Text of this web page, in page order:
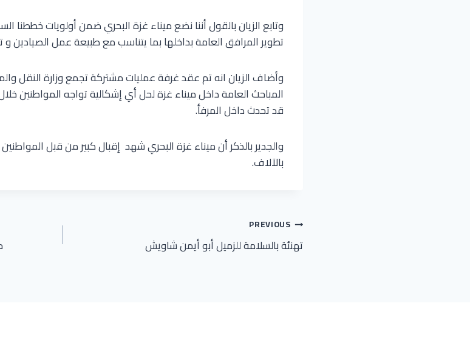
وتابع الزيان بالقول أننا نضع ميناء غزة البحري ضمن أولويات خططنا
تطوير المرافق العامة بداخلها بما يتناسب مع طبيعة عمل الصيادين و
وأضاف الزيان انه تم عقد غرفة عمليات مشتركة تجمع وزارة النقل
المباحث العامة داخل ميناء غزة لحل أي إشكالية تواجه المواطنين
قد تحدث داخل المرفأ.
والجدير بالذكر أن ميناء غزة البحري شهد إقبال كبير من قبل
بالآلاف.
تصفّح
المقالات
PREVIOUS
تهنئة بالسلامة للزميل أبو أيمن شاويش